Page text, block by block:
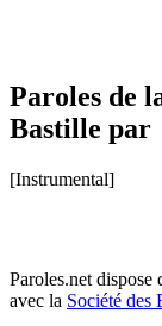
Paroles de
Bastille par
[Instrumental]
Paroles.net dispose
avec la Société des